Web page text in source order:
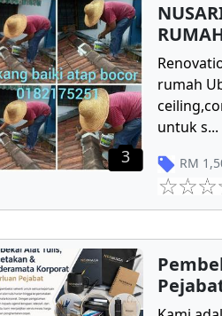
3
rumah
untuk s...
RM